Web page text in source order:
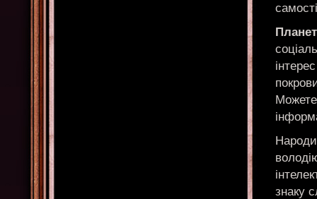
Можете
знаку